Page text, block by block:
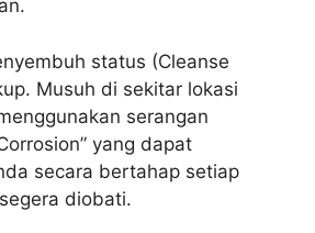
status (Cleanse
Musuh di sekitar lokasi
serangan
yang dapat
secara bertahap setiap
diobati.